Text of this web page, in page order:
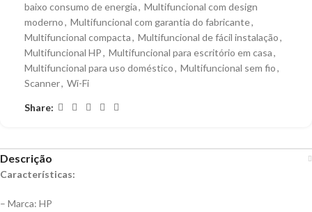
baixo consumo de energia, Multifuncional com design
moderno, Multifuncional com garantia do fabricante,
Multifuncional compacta, Multifuncional de fácil instalação,
Multifuncional HP, Multifuncional para escritório em casa,
Multifuncional para uso doméstico, Multifuncional sem fio,
Scanner, Wi-Fi
Share:
Descrição
Características:
– Marca: HP